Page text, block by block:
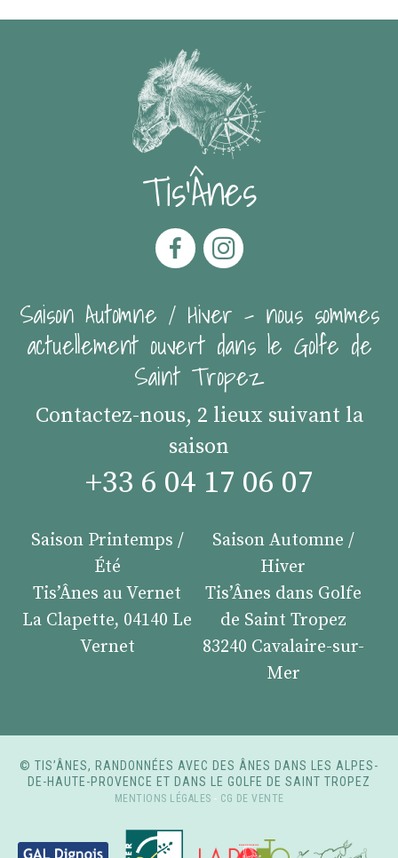
Tis'Ânes
Saison Automne / Hiver - nous sommes
actuellement ouvert dans le Golfe de
Saint Tropez
Contactez-nous, 2 lieux suivant la
saison
+33 6 04 17 06 07
Saison Printemps /
Été
Tis’Ânes au Vernet
La Clapette, 04140 Le
Vernet
Saison Automne /
Hiver
Tis’Ânes dans Golfe
de Saint Tropez
83240 Cavalaire-sur-
Mer
© TIS’ÂNES, RANDONNÉES AVEC DES ÂNES DANS LES ALPES-
DE-HAUTE-PROVENCE ET DANS LE GOLFE DE SAINT TROPEZ
MENTIONS LÉGALES - CG DE VENTE